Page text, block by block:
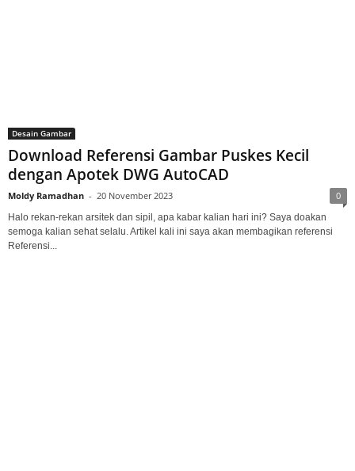
Desain Gambar
Download Referensi Gambar Puskes Kecil
dengan Apotek DWG AutoCAD
Moldy Ramadhan - 20 November 2023 0
Halo rekan-rekan arsitek dan sipil, apa kabar kalian hari ini? Saya doakan
semoga kalian sehat selalu. Artikel kali ini saya akan membagikan referensi
Referensi...